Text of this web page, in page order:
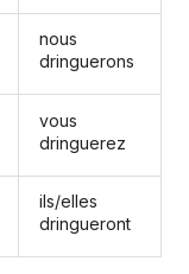
nous
dringuerons
vous
dringuerez
ils/elles
dringueront